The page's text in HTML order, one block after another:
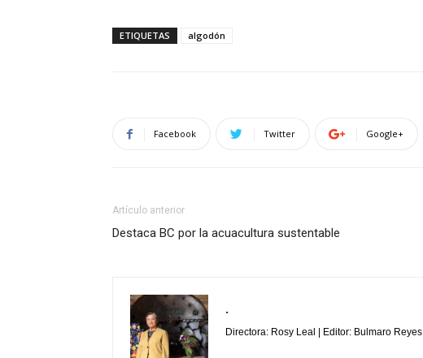
ETIQUETAS algodón
Facebook Twitter Google+
Artículo anterior
Destaca BC por la acuacultura sustentable
.
Directora: Rosy Leal | Editor: Bulmaro Reyes